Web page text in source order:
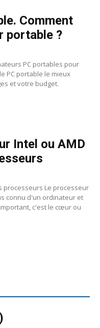
Comment
portable ?
PC portables pour
PC portable le mieux
et votre budget.
Intel ou AMD
processeurs Le processeur
connu d'un ordinateur et
c'est le cœur ou